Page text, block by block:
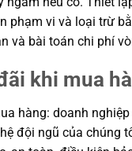
phạm vi và loại trừ
và bài toán chi phí
khi mua
hàng: doanh
đội ngũ của chúng